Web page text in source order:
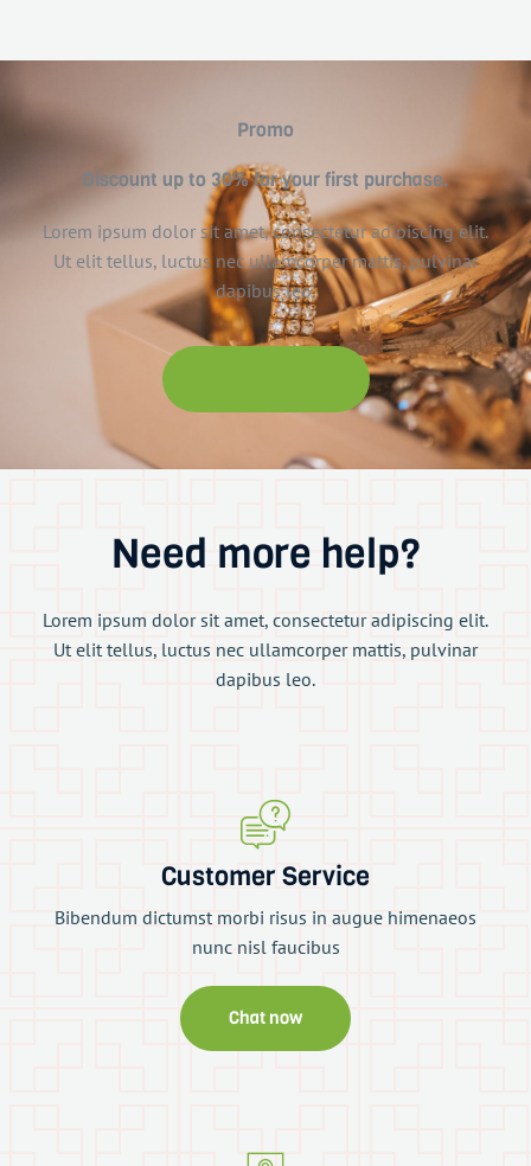
Promo
Discount up to 30% for your first purchase.
Lorem ipsum dolor sit amet, consectetur adipiscing elit.
Ut elit tellus, luctus nec ullamcorper mattis, pulvinar
dapibus leo.
Need more help?
Lorem ipsum dolor sit amet, consectetur adipiscing elit.
Ut elit tellus, luctus nec ullamcorper mattis, pulvinar
dapibus leo.
Customer Service
Bibendum dictumst morbi risus in augue himenaeos
nunc nisl faucibus
Chat now